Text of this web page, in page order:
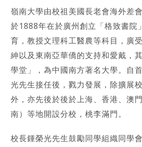
嶺南大學由校祖美國長老會海外差
於1888年在於廣州創立「格致書院
育，教授文理科工醫農等科目，廣
紳以及東南亞華僑的支持和愛戴，
學堂」，為中國南方著名大學。自
光先生接任後，戮力發展，除擴展
外，亦先後於後於上海、香港、澳
南）等地開設分校，桃李滿門。
校長鍾榮光先生鼓勵同學組織同學